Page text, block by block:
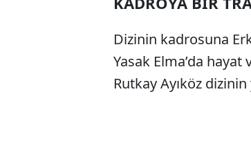
Dizinin kadrosuna
Yasak Elma’da
Rutkay Ayıköz